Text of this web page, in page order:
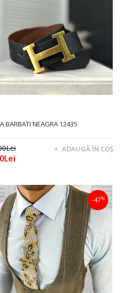
BARBATI NEAGRA 12435
ADAUGĂ ÎN COŞ
-47%